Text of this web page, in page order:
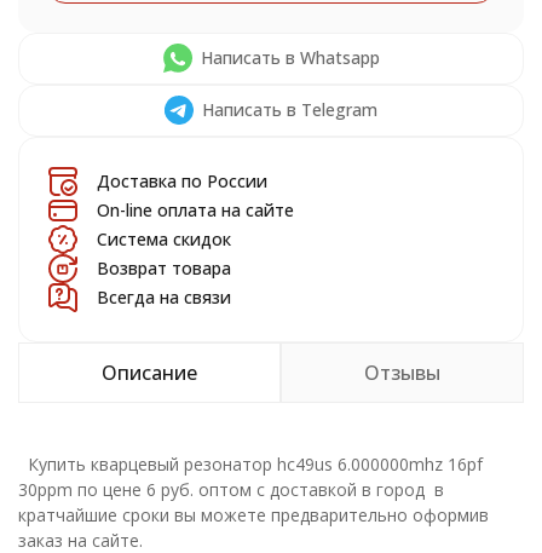
Написать в Whatsapp
Написать в Telegram
Доставка по России
On-line оплата на сайте
Система скидок
Возврат товара
Всегда на связи
Описание Отзывы
Купить кварцевый резонатор hc49us 6.000000mhz 16pf
30ppm по цене 6 руб. оптом с доставкой в город в
кратчайшие сроки вы можете предварительно оформив
заказ на сайте.